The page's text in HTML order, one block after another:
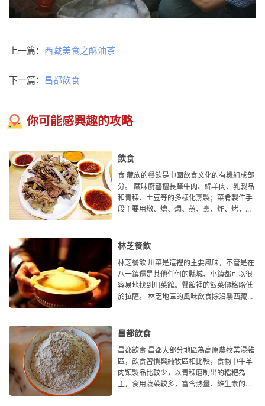
上一篇： 西藏美食之酥油茶
下一篇： 昌都飲食
你可能感興趣的攻略
飲食
食 藏族的餐飲是中國飲食文化的有機組成部
分。 藏味廚藝擅長犛牛肉、綿羊肉、乳製品
和青稞、土豆等的多樣化烹製；菜肴製作手
段主要用燉、燴、燜、蒸、烹、炸、烤，注
林芝餐飲
林芝餐飲 川菜是這裡的主要風味，不管是在
八一鎮還是其他任何的縣城、小鎮都可以很
容易地找到川菜館。餐館裡的飯菜價格略低
於拉薩。 林芝地區的風味飲食除沿襲西藏的
昌都飲食
昌都飲食 昌都大部分地區為高原農牧業混雜
區，飲食習慣與純牧區相比較，食物中牛羊
肉類製品比較少，以青稞磨制出的糌粑為
主，食用蔬菜較多，富含熱量、維生素的酥